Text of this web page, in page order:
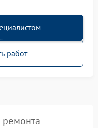
работ
ремонта